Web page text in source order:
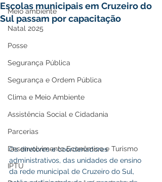
Meio ambiente
Natal 2025
Posse
Segurança Pública
Segurança e Ordem Pública
Clima e Meio Ambiente
Assistência Social e Cidadania
Parcerias
Desenvolvimento Econômico e Turismo
IPTU
Escolas municipais em Cruzeiro do
Sul passam por capacitação
Os diretores e coordenadores
administrativos, das unidades de ensino
da rede municipal de Cruzeiro do Sul,